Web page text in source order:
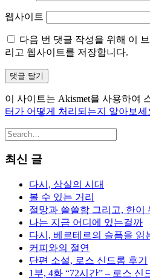
웹사이트
다음 번 댓글 작성을 위해 이
리고 웹사이트를 저장합니다.
이 사이트는 Akismet을 사용하여
터가 어떻게 처리되는지 알아보세
최신 글
다시, 상실의 시대
볼 수 있는 거리
절망과 쓸쓸함 그리고, 한이
나는 지금 어디에 있는걸까
다시, 베르테르의 슬픔을 읽
커피와의 절연
단편 소설, 로스 신드롬 후기
1부, 4화 “72시간” – 로스 신